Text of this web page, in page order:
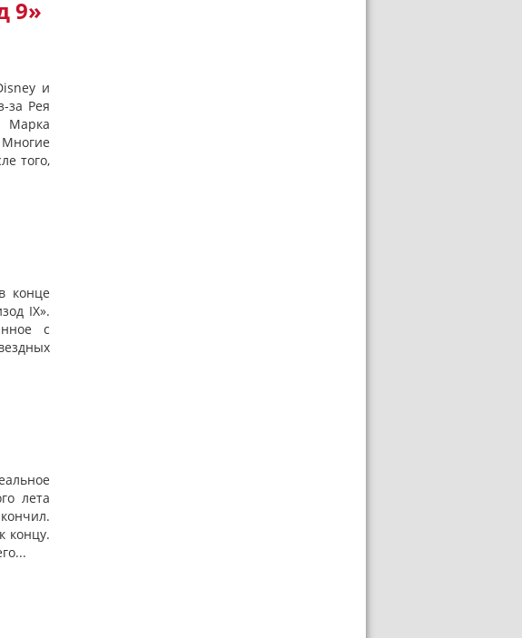
9»
и
за Рея
Марка
того,
конце
IX».
с
лета
концу.